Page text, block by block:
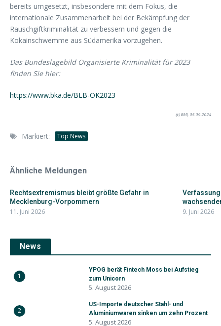
bereits umgesetzt, insbesondere mit dem Fokus, die
internationale Zusammenarbeit bei der Bekämpfung der
Rauschgiftkriminalität zu verbessern und gegen die
Kokainschwemme aus Südamerika vorzugehen.
Das Bundeslagebild Organisierte Kriminalität für 2023
finden Sie hier:
https://www.bka.de/BLB-OK2023
(c) BMI, 05.09.2024
Markiert: Top News
Ähnliche Meldungen
Rechtsextremismus bleibt größte Gefahr in
Mecklenburg-Vorpommern
11. Juni 2026 9. Juni 2026
News
1
YPOG berät Fintech Moss bei Aufstieg
zum Unicorn
5. August 2026
2
US-Importe deutscher Stahl- und
Aluminiumwaren sinken um zehn Prozent
5. August 2026